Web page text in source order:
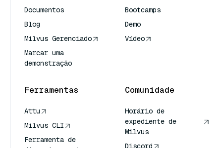
Documentos
Blog
Milvus Gerenciado
Marcar uma
demonstração
Bootcamps
Demo
Vídeo
Ferramentas
Attu
Milvus CLI
Ferramenta de
Comunidade
Horário de
expediente de
Milvus
Discord